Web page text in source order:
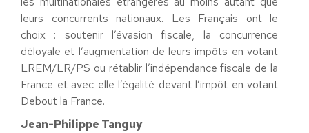
leurs concurrents nationaux. Les Français ont le
choix : soutenir l’évasion fiscale, la concurrence
déloyale et l’augmentation de leurs impôts en votant
LREM/LR/PS ou rétablir l’indépendance fiscale de la
France et avec elle l’égalité devant l’impôt en votant
Debout la France.
Jean-Philippe Tanguy